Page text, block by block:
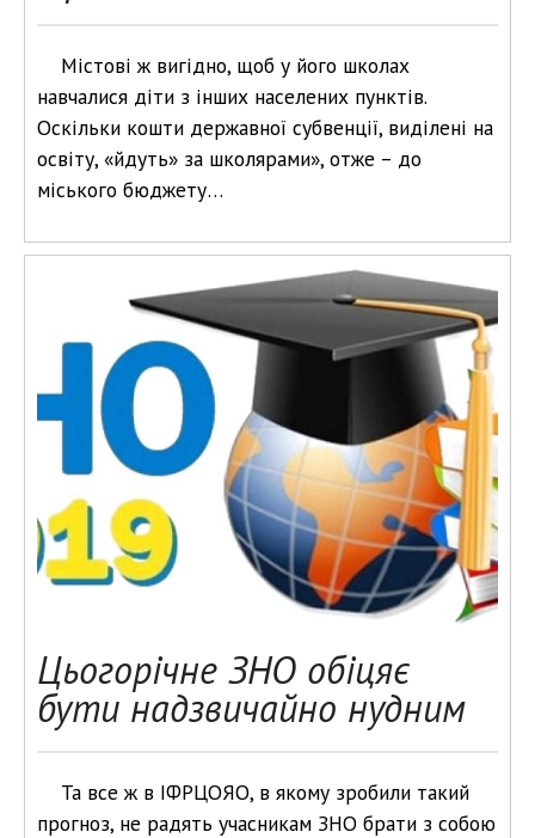
Містові ж вигідно, щоб у його школах
навчалися діти з інших населених пунктів.
Оскільки кошти державної субвенції, виділені на
освіту, «йдуть» за школярами», отже – до
міського бюджету…
Цьогорічне ЗНО обіцяє
бути надзвичайно нудним
Та все ж в ІФРЦОЯО, в якому зробили такий
прогноз, не радять учасникам ЗНО брати з собою